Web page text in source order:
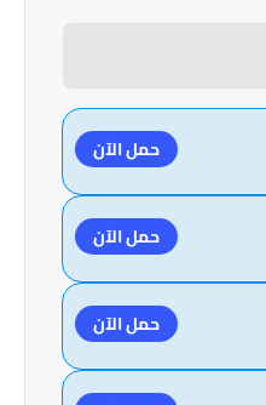
حمل الآن
حمل الآن
حمل الآن